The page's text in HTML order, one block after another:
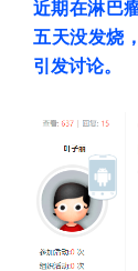
近期在淋巴
五天没发烧
引发讨论。